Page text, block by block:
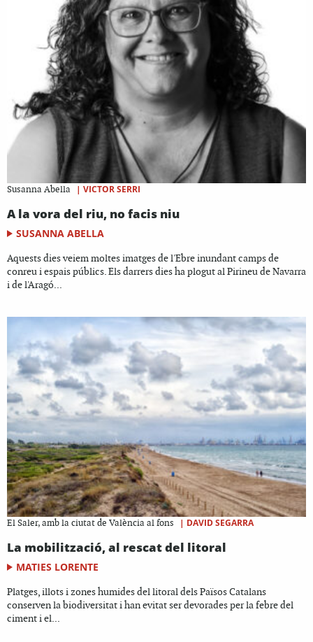
Susanna Abella | VICTOR SERRI
A la vora del riu, no facis niu
SUSANNA ABELLA
Aquests dies veiem moltes imatges de l'Ebre inundant camps de
conreu i espais públics. Els darrers dies ha plogut al Pirineu de Navarra
i de l'Aragó...
El Saler, amb la ciutat de València al fons | DAVID SEGARRA
La mobilització, al rescat del litoral
MATIES LORENTE
Platges, illots i zones humides del litoral dels Països Catalans
conserven la biodiversitat i han evitat ser devorades per la febre del
ciment i el...